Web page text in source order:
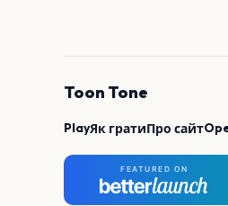
Toon Tone
PlayЯк гратиПро сайт